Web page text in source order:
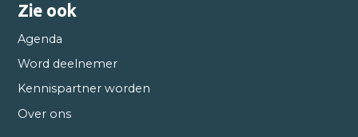
Zie ook
Agenda
Word deelnemer
Kennispartner worden
Over ons